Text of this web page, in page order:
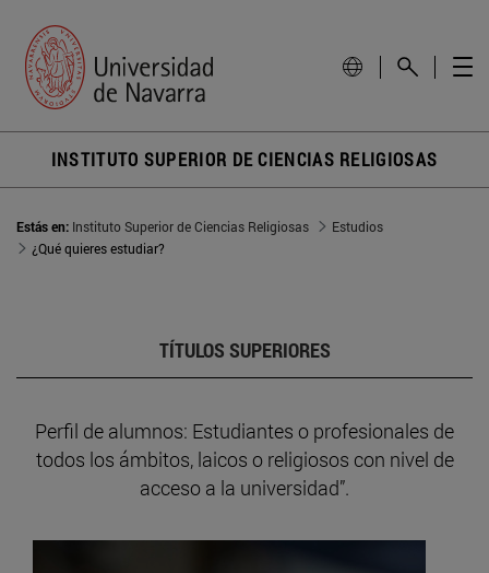
INSTITUTO SUPERIOR DE CIENCIAS RELIGIOSAS
Estás en: Instituto Superior de Ciencias Religiosas
Estudios
¿Qué quieres estudiar?
TÍTULOS SUPERIORES
Perfil de alumnos: Estudiantes o profesionales de
todos los ámbitos, laicos o religiosos con nivel de
acceso a la universidad”.